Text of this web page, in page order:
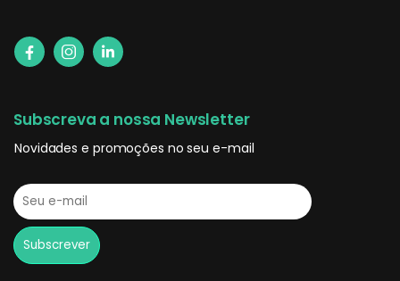
Subscreva a nossa Newsletter
Novidades e promoções no seu e-mail